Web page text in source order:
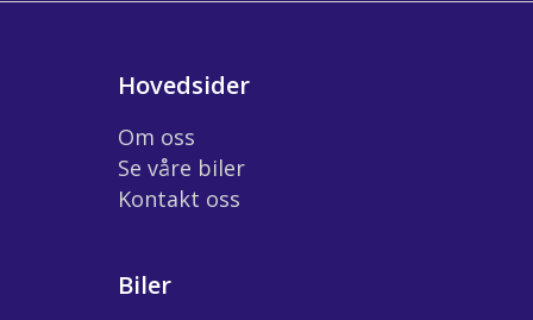
Hovedsider
Om oss
Se våre biler
Kontakt oss
Biler